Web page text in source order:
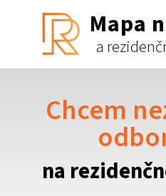
Mapa
a
Chcem
na